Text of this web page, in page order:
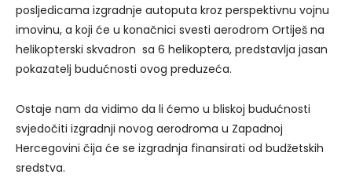
posljedicama izgradnje autoputa kroz perspektivnu vojnu
imovinu, a koji će u konačnici svesti aerodrom Ortiješ na
helikopterski skvadron sa 6 helikoptera, predstavlja jasan
pokazatelj budućnosti ovog preduzeća.
Ostaje nam da vidimo da li ćemo u bliskoj budućnosti
svjedočiti izgradnji novog aerodroma u Zapadnoj
Hercegovini čija će se izgradnja finansirati od budžetskih
sredstva.